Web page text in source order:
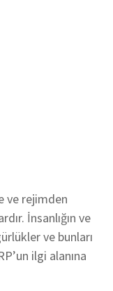
rejimden
İnsanlığın ve
ve bunları
ilgi alanına